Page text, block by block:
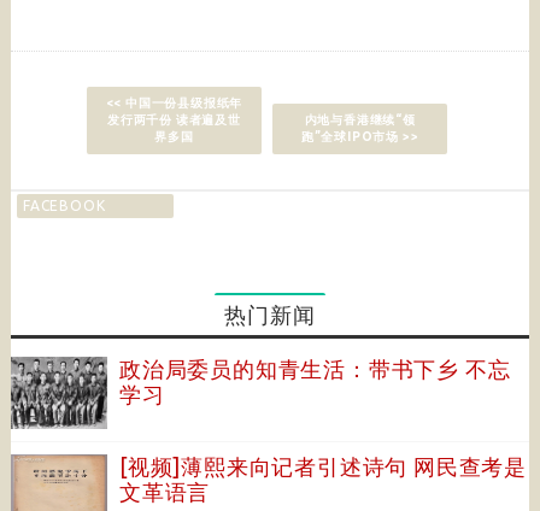
<< 中国一份县级报纸年
发行两千份 读者遍及世
界多国
内地与香港继续“领
跑”全球IPO市场 >>
FACEBOOK
热门新闻
政治局委员的知青生活：带书下乡 不忘
学习
[视频]薄熙来向记者引述诗句 网民查考是
文革语言